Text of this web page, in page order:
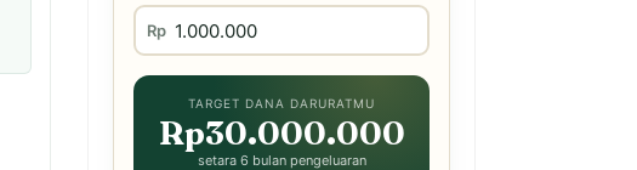
Rp
TARGET DANA DARURATMU
Rp30.000.000
setara 6 bulan pengeluaran